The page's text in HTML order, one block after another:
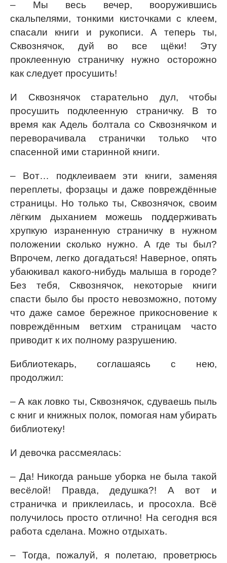
– Мы весь вечер, вооружившись
скальпелями, тонкими кисточками с клеем,
спасали книги и рукописи. А теперь ты,
Сквознячок, дуй во все щёки! Эту
проклеенную страничку нужно осторожно
как следует просушить!
И Сквознячок старательно дул, чтобы
просушить подклеенную страничку. В то
время как Адель болтала со Сквознячком и
переворачивала странички только что
спасенной ими старинной книги.
– Вот… подклеиваем эти книги, заменяя
переплеты, форзацы и даже повреждённые
страницы. Но только ты, Сквознячок, своим
лёгким дыханием можешь поддерживать
хрупкую израненную страничку в нужном
положении сколько нужно. А где ты был?
Впрочем, легко догадаться! Наверное, опять
убаюкивал какого-нибудь малыша в городе?
Без тебя, Сквознячок, некоторые книги
спасти было бы просто невозможно, потому
что даже самое бережное прикосновение к
повреждённым ветхим страницам часто
приводит к их полному разрушению.
Библиотекарь, соглашаясь с нею,
продолжил:
– А как ловко ты, Сквознячок, сдуваешь пыль
с книг и книжных полок, помогая нам убирать
библиотеку!
И девочка рассмеялась:
– Да! Никогда раньше уборка не была такой
весёлой! Правда, дедушка?! А вот и
страничка и приклеилась, и просохла. Всё
получилось просто отлично! На сегодня вся
работа сделана. Можно отдыхать.
– Тогда, пожалуй, я полетаю, проветрюсь